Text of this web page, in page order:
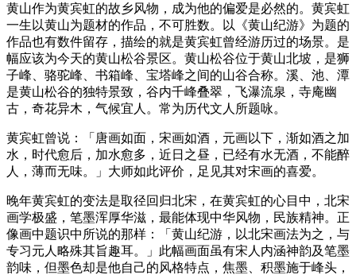
黄山作为黄宾虹的故乡风物，成为他的偏爱是必然的。黄宾虹
一生以黄山为题材的作品，不可胜数。以《黄山纪游》为题的
作品也有数件留存，描绘的就是黄宾虹曾经游历过的场景。是
幅应该为今天的黄山松谷景区。黄山松谷位于黄山北坡，是狮
子峰、骆驼峰、书箱峰、宝塔峰之间的山谷合称。溪、池、潭
是黄山松谷的独特景致，谷内千峰叠翠，飞瀑流泉，寺庵幽
古，奇花异木，气候宜人。常为历代文人所题咏。
黄宾虹曾说：「唐画如面，宋画如酒，元画以下，渐如酒之加
水，时代愈后，加水愈多，近日之昼，已经有水无酒，不能醉
人，薄而无味。」大师如此评价，足见其对宋画的喜爱。
晚年黄宾虹的变法是取径回归北宋，在黄宾虹的心目中，北宋
画学极盛，笔墨浑厚华滋，最能体现中华风物，民族精神。正
像画中题识中所说的那样：「黄山纪游，以北宋画法为之，与
专习元人略殊其旨趣耳。」此幅画面虽有宋人内涵神韵及笔墨
韵味，但墨色却是他自己的风格特点，焦墨、积墨施于峰头，